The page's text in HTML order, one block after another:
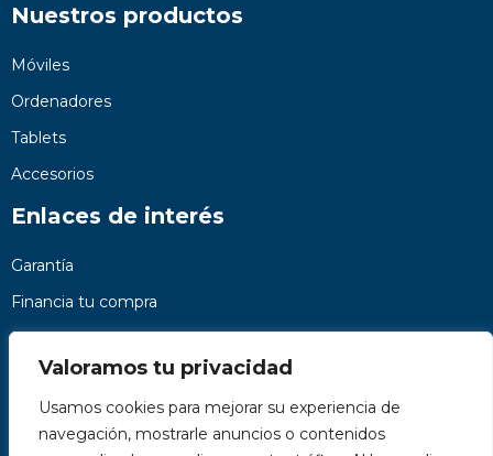
Valoramos tu privacidad
Usamos cookies para mejorar su experiencia de
navegación, mostrarle anuncios o contenidos
Nuestros productos
Móviles
Ordenadores
Tablets
Accesorios
Enlaces de interés
Garantía
Financia tu compra
Preguntas frecuentes
Nosotros
Contacto
Páginas legales